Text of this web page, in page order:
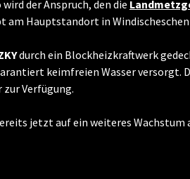
der Anspruch, den die
am Hauptstandort in
durch ein Blockheizkraftwerk
keimfreien Wasser versorgt.
zur Verfügung.
jetzt auf ein weiteres